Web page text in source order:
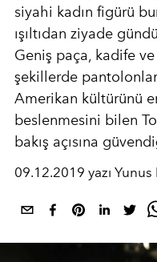
siyahi kadın figürü
ışıltıdan ziyade
Geniş paça, kadife
şekillerde
Amerikan kültürünü
beslenmesini bilen
bakış açısına
09.12.2019 yazı Yunus